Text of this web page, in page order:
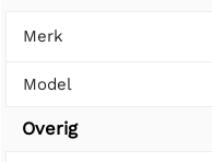
Merk
Model
Overig